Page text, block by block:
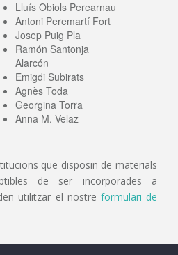
Lluís Obiols Perearnau
Antoni Peremartí Fort
Josep Puig Pla
Ramón Santonja
Alarcón
Emigdi Subirats
Agnès Toda
Georgina Torra
Anna M. Velaz
que disposin de materials
de ser incorporades a
utilitzar el nostre formulari de